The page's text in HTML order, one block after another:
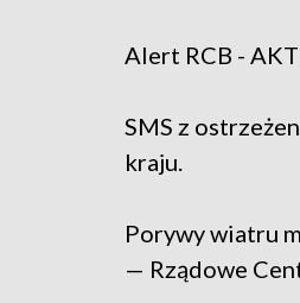
Alert RCB -
SMS z
kraju.
Porywy wiatru
— Rządowe